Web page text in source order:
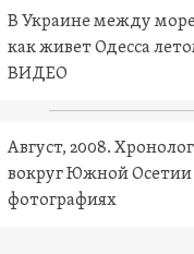
В Украине между
как живет Одесса
ВИДЕО
Август, 2008.
вокруг Южной Осетии
фотографиях